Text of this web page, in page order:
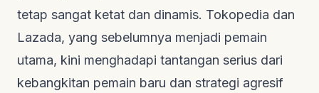
tetap sangat ketat dan dinamis. Tokopedia dan
Lazada, yang sebelumnya menjadi pemain
utama, kini menghadapi tantangan serius dari
kebangkitan pemain baru dan strategi agresif